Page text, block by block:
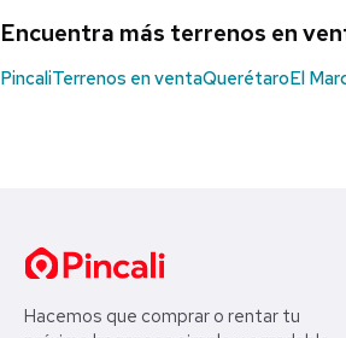
Encuentra más terrenos en
PincaliTerrenos en ventaQuerétaroEl
Hacemos que comprar o rentar tu